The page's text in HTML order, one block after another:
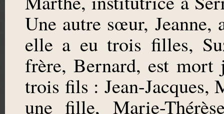
Une autre sœur, Jeanne,
elle a eu trois filles,
frère, Bernard, est mort
trois fils : Jean-Jacques,
une fille, Marie-